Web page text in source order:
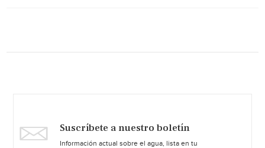
Suscríbete a nuestro boletín
Información actual sobre el agua, lista en tu